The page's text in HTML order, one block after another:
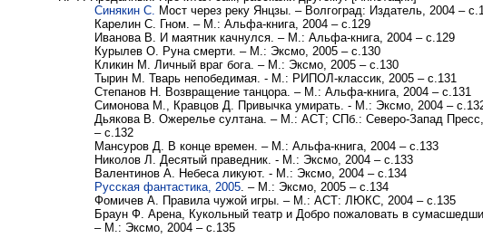
Синякин С. Мост через реку Янцзы. – Волгоград: Издатель, 2004 –
Карелин С. Гном. – М.: Альфа-книга, 2004 – с.129
Иванова В. И маятник качнулся. – М.: Альфа-книга, 2004 – с.129
Курылев О. Руна смерти. – М.: Эксмо, 2005 – с.130
Кликин М. Личный враг бога. – М.: Эксмо, 2005 – с.130
Тырин М. Тварь непобедимая. - М.: РИПОЛ-классик, 2005 – с.131
Степанов Н. Возвращение танцора. – М.: Альфа-книга, 2004 – с.131
Симонова М., Кравцов Д. Привычка умирать. - М.: Эксмо, 2004 –
Дьякова В. Ожерелье султана. – М.: АСТ; СПб.: Северо-Запад
– с.132
Мансуров Д. В конце времен. – М.: Альфа-книга, 2004 – с.133
Николов Л. Десятый праведник. - М.: Эксмо, 2004 – с.133
Валентинов А. Небеса ликуют. - М.: Эксмо, 2004 – с.134
Русская фантастика, 2005. – М.: Эксмо, 2005 – с.134
Фомичев А. Правила чужой игры. – М.: АСТ: ЛЮКС, 2004 – с.135
Браун Ф. Арена, Кукольный театр и Добро пожаловать в
– М.: Эксмо, 2004 – с.135